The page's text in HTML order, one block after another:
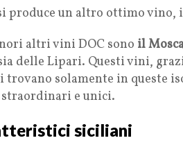
produce un altro ottimo vino,
altri vini DOC sono il
delle Lipari. Questi vini,
trovano solamente in queste
e unici.
siciliani